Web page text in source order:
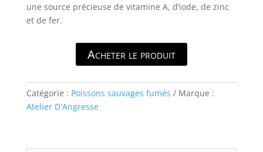
une source précieuse de vitamine A, d’iode, de zinc
et de fer.
Acheter le produit
Catégorie : Poissons sauvages fumés
Marque :
Atelier D'Angresse